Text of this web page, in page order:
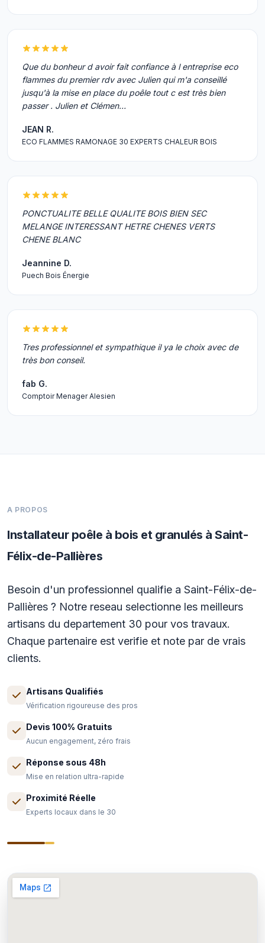
Que du bonheur d avoir fait confiance à l entreprise eco
flammes du premier rdv avec Julien qui m'a conseillé
jusqu'à la mise en place du poêle tout c est très bien
passer . Julien et Clémen…
JEAN R.
ECO FLAMMES RAMONAGE 30 EXPERTS CHALEUR BOIS
PONCTUALITE BELLE QUALITE BOIS BIEN SEC
MELANGE INTERESSANT HETRE CHENES VERTS
CHENE BLANC
Jeannine D.
Puech Bois Énergie
Tres professionnel et sympathique il ya le choix avec de
très bon conseil.
fab G.
Comptoir Menager Alesien
A PROPOS
Installateur poêle à bois et granulés à Saint-
Félix-de-Pallières
Besoin d'un professionnel qualifie a Saint-Félix-de-
Pallières ? Notre reseau selectionne les meilleurs
artisans du departement 30 pour vos travaux.
Chaque partenaire est verifie et note par de vrais
clients.
Artisans Qualifiés
Vérification rigoureuse des pros
Devis 100% Gratuits
Aucun engagement, zéro frais
Réponse sous 48h
Mise en relation ultra-rapide
Proximité Réelle
Experts locaux dans le 30